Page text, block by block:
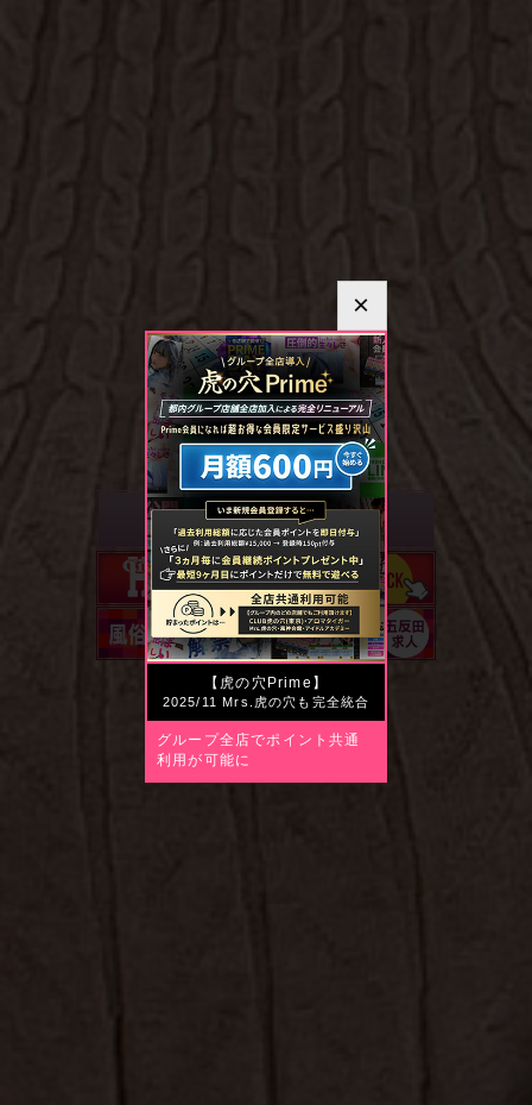
ENTER
×
【虎の穴Prime】
2025/11 Mrs.虎の穴も完全統合
グループ全店でポイント共通
利用が可能に